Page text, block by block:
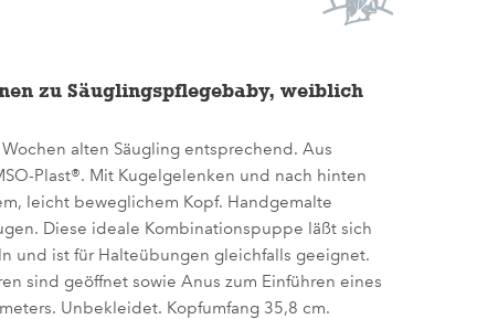
zu Säuglingspflegebaby, weiblich
alten Säugling entsprechend. Aus
Plast®. Mit Kugelgelenken und nach hinten
leicht beweglichem Kopf. Handgemalte
Diese ideale Kombinationspuppe läßt sich
und ist für Halteübungen gleichfalls geeignet.
sind geöffnet sowie Anus zum Einführen eines
Unbekleidet. Kopfumfang 35,8 cm.